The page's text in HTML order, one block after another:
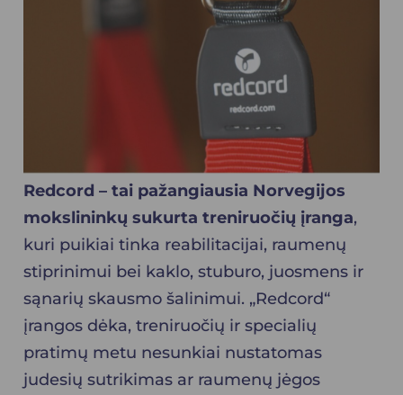
Redcord – tai pažangiausia Norvegijos
mokslininkų sukurta treniruočių įranga,
kuri puikiai tinka reabilitacijai, raumenų
stiprinimui bei kaklo, stuburo, juosmens ir
sąnarių skausmo šalinimui. „Redcord“
įrangos dėka, treniruočių ir specialių
pratimų metu nesunkiai nustatomas
judesių sutrikimas ar raumenų jėgos